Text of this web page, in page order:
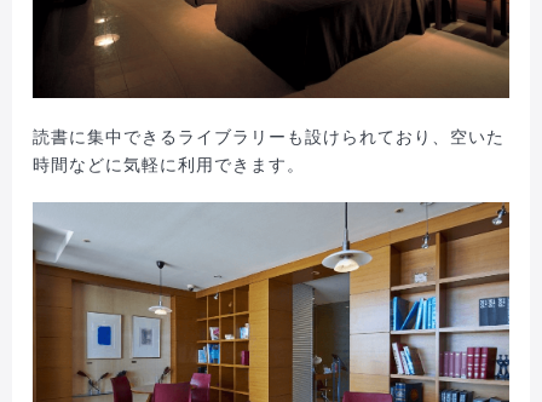
読書に集中できるライブラリーも設けられており、空いた
時間などに気軽に利用できます。